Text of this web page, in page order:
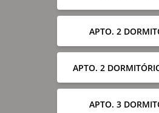
APTO. 2
APTO. 2
APTO. 3